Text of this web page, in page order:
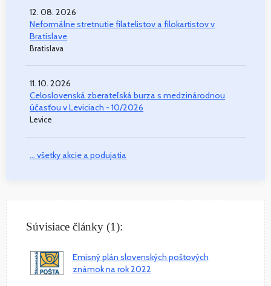
12. 08. 2026
Neformálne stretnutie filatelistov a filokartistov v
Bratislave
Bratislava
11. 10. 2026
Celoslovenská zberateľská burza s medzinárodnou
účasťou v Leviciach - 10/2026
Levice
... všetky akcie a podujatia
Súvisiace články (1):
Emisný plán slovenských poštových
známok na rok 2022